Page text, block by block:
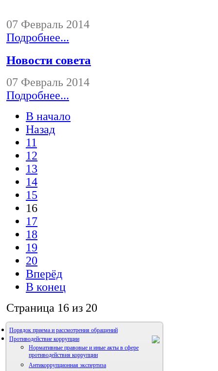
07 Февраль 2014
Подробнее...
Новости совета
07 Февраль 2014
Подробнее...
В начало
Назад
11
12
13
14
15
16
17
18
19
20
Вперёд
В конец
Страница 16 из 20
Порядок приема и рассмотрения обращений
Противодействие коррупции
Нормативные правовые и иные акты в сфере
противодействия коррупции
Антикоррупционная экспертиза